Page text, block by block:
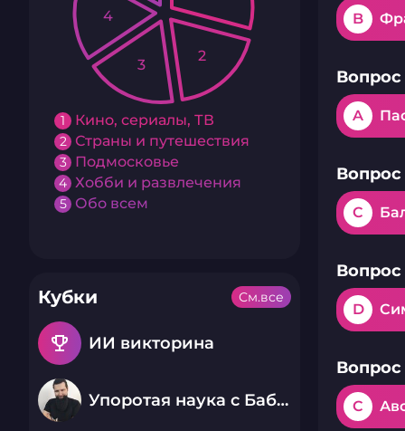
1 Кино, сериалы, ТВ
2 Страны и путешествия
3 Подмосковье
4 Хобби и развлечения
5 Обо всем
2
3
4
Кубки
emoji_events ИИ викторина
Упоротая наука с Бабаем Лютым
См.все
B
Вопрос
A
Вопрос
C
Вопрос
D
Вопрос
C